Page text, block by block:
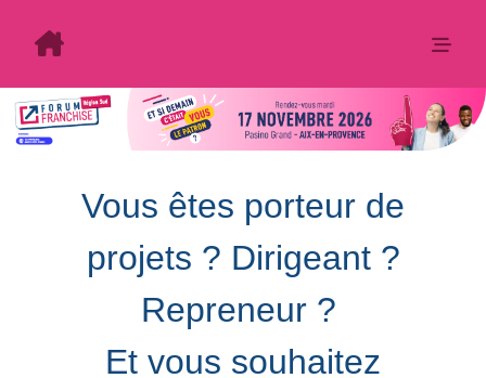
Vous êtes porteur de
projets ? Dirigeant ?
Repreneur ?
Et vous souhaitez